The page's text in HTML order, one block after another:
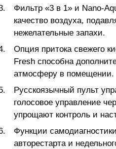
Фильтр «3 в 1» и Nano-
качество воздуха,
нежелательные запахи.
Опция притока свежего
Fresh способна
атмосферу в помещении.
Русскоязычный пульт
голосовое управление
упрощают контроль и
Функции
авторестарта и